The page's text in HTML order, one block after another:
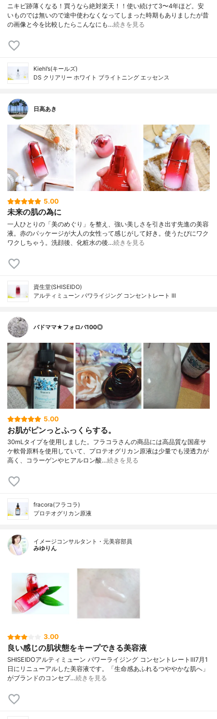
ニキビ跡薄くなる！買うなら絶対楽天！！使い続けて3〜4年ほど。安
いものでは無いので途中使わなくなってしまった時期もありましたが昔
の画像と今を比較したらこんなにも…続きを見る
Kiehl’s(キールズ)
DS クリアリー ホワイト ブライトニング エッセンス
日高あき
5.00
未来の肌の為に
一人ひとりの「美のめぐり」を整え、強い美しさを引き出す先進の美容
液。赤のパッケージが大人の女性って感じがして好き。使うたびにワク
ワクしちゃう。洗顔後、化粧水の後…続きを見る
資生堂(SHISEIDO)
アルティミューン パワライジング コンセントレート III
バドママ★フォロバ100◎
5.00
お肌がピンっとふっくらする。
30mLタイプを使用しました。フラコラさんの商品には高品質な国産サ
ケ軟骨原料を使用していて、プロテオグリカン原液は少量でも浸透力が
高く、コラーゲンやヒアルロン酸…続きを見る
fracora(フラコラ)
プロテオグリカン原液
イメージコンサルタント・元美容部員
みゆりん
3.00
良い感じの肌状態をキープできる美容液
SHISEIDOアルティミューン パワーライジング コンセントレートⅢ7月1
日にリニューアルした美容液です。「生命感あふれるつややかな肌へ」
がブランドのコンセプ…続きを見る